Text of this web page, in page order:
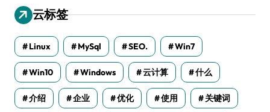
云标签
Linux MySql SEO. Win7
Win10 Windows 云计算 什么
介绍 企业 优化 使用 关键词